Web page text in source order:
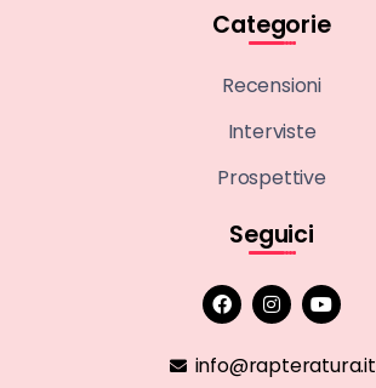
Categorie
Recensioni
Interviste
Prospettive
Seguici
info@rapteratura.it